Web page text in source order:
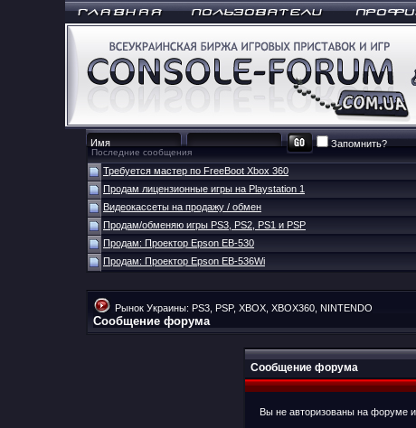
Запомнить?
Последние сообщения
Требуется мастер по FreeBoot Xbox 360
Продам лицензионные игры на Playstation 1
Видеокассеты на продажу / обмен
Продам/обменяю игры PS3, PS2, PS1 и PSP
Продам: Проектор Epson EB-530
Продам: Проектор Epson EB-536Wi
Рынок Украины: PS3, PSP, XBOX, XBOX360, NINTENDO
Сообщение форума
Сообщение форума
Вы не авторизованы на форуме